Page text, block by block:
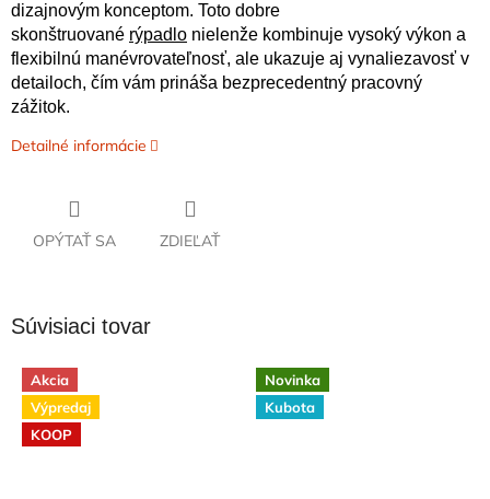
dizajnovým konceptom. Toto dobre
skonštruované rýpadlo nielenže kombinuje vysoký výkon a
flexibilnú manévrovateľnosť, ale ukazuje aj vynaliezavosť v
detailoch, čím vám prináša bezprecedentný pracovný
zážitok.
Detailné informácie
OPÝTAŤ SA ZDIEĽAŤ
Súvisiaci tovar
Akcia
Výpredaj
KOOP
Novinka
Kubota